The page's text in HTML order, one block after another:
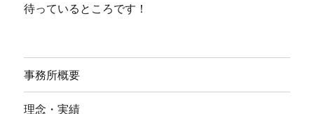
待っているところです！
事務所概要
理念・実績